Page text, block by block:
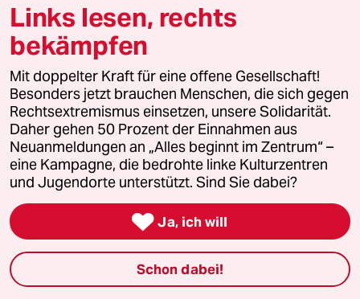
Katzen
Landtagswahl in Sachsen-Anhalt
Ceuta
Hitze
Verlag
Aktuelles
Links lesen, rechts
bekämpfen
Mit doppelter Kraft für eine offene Gesellschaft!
Besonders jetzt brauchen Menschen, die sich gegen
Rechtsextremismus einsetzen, unsere Solidarität.
Daher gehen 50 Prozent der Einnahmen aus
Neuanmeldungen an „Alles beginnt im Zentrum“ –
eine Kampagne, die bedrohte linke Kulturzentren
und Jugendorte unterstützt. Sind Sie dabei?
 Ja, ich will
Schon dabei!